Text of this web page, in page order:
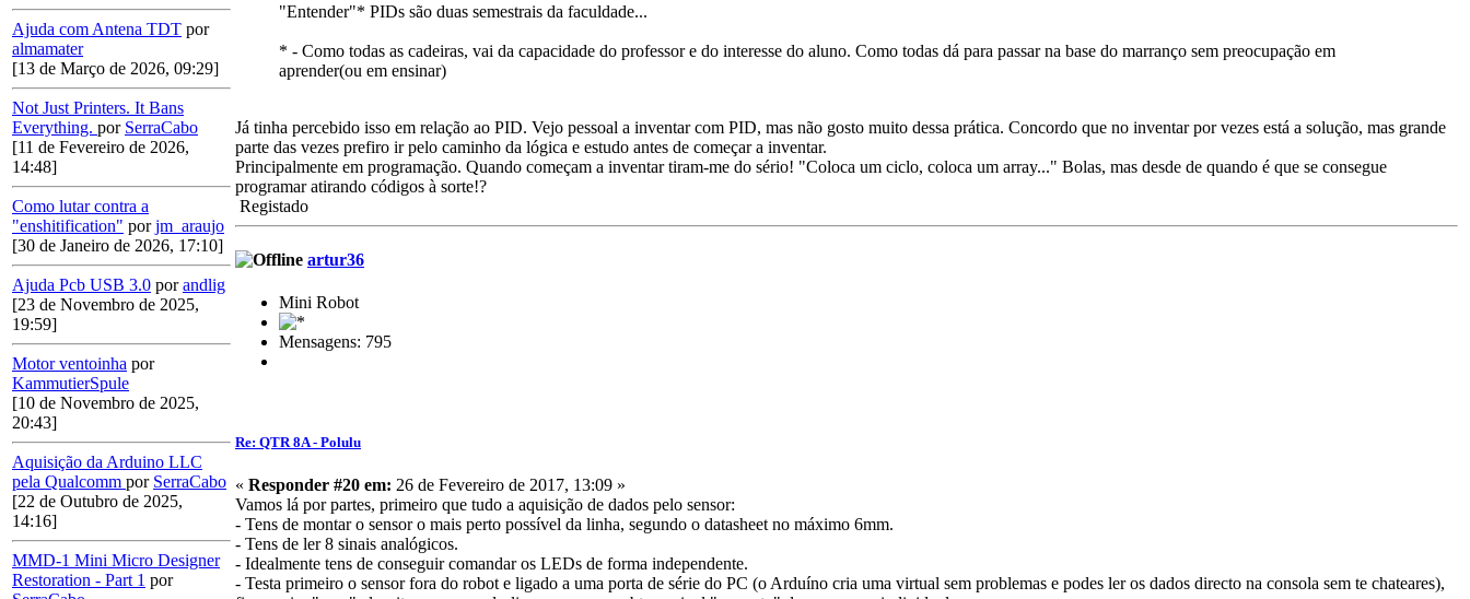
Ajuda com Antena TDT por
almamater
[13 de Março de 2026, 09:29]
Not Just Printers. It Bans
Everything. por SerraCabo
[11 de Fevereiro de 2026,
14:48]
Como lutar contra a
"enshitification" porjm_araujo
[30 de Janeiro de 2026, 17:10]
Ajuda Pcb USB 3.0 porandlig
[23 de Novembro de 2025,
19:59]
Motor ventoinha por
KammutierSpule
[10 de Novembro de 2025,
20:43]
Aquisição da Arduino LLC
pela Qualcomm por SerraCabo
[22 de Outubro de 2025,
14:16]
MMD-1 Mini Micro Designer
Restoration - Part 1 por
"Entender"* PIDs são duas semestrais da faculdade...
* - Como todas as cadeiras, vai da capacidade do professor e do interesse do aluno. Como todas dá para passar na base do marranço sem preocupação em
aprender(ou em ensinar)
Já tinha percebido isso em relação ao PID. Vejo pessoal a inventar com PID, mas não gosto muito dessa prática. Concordo que no inventar por vezes está a solução, mas grande
parte das vezes prefiro ir pelo caminho da lógica e estudo antes de começar a inventar.
Principalmente em programação. Quando começam a inventar tiram-me do sério! "Coloca um ciclo, coloca um array..." Bolas, mas desde de quando é que se consegue
programar atirando códigos à sorte!?
Registado
artur36
Mini Robot
Mensagens: 795
Re: QTR 8A - Polulu
« Responder #20 em: 26 de Fevereiro de 2017, 13:09 »
Vamos lá por partes, primeiro que tudo a aquisição de dados pelo sensor:
- Tens de montar o sensor o mais perto possível da linha, segundo o datasheet no máximo 6mm.
- Tens de ler 8 sinais analógicos.
- Idealmente tens de conseguir comandar os LEDs de forma independente.
- Testa primeiro o sensor fora do robot e ligado a uma porta de série do PC (o Arduíno cria uma virtual sem problemas e podes ler os dados directo na consola sem te chateares),